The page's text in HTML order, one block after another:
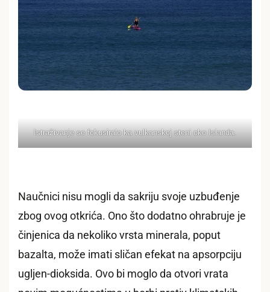
Istraživanje se fokusiralo ka vulkanskoj steni oko Islanda.
Naučnici nisu mogli da sakriju svoje uzbuđenje
zbog ovog otkrića. Ono što dodatno ohrabruje je
činjenica da nekoliko vrsta minerala, poput
bazalta, može imati sličan efekat na apsorpciju
ugljen-dioksida. Ovo bi moglo da otvori vrata